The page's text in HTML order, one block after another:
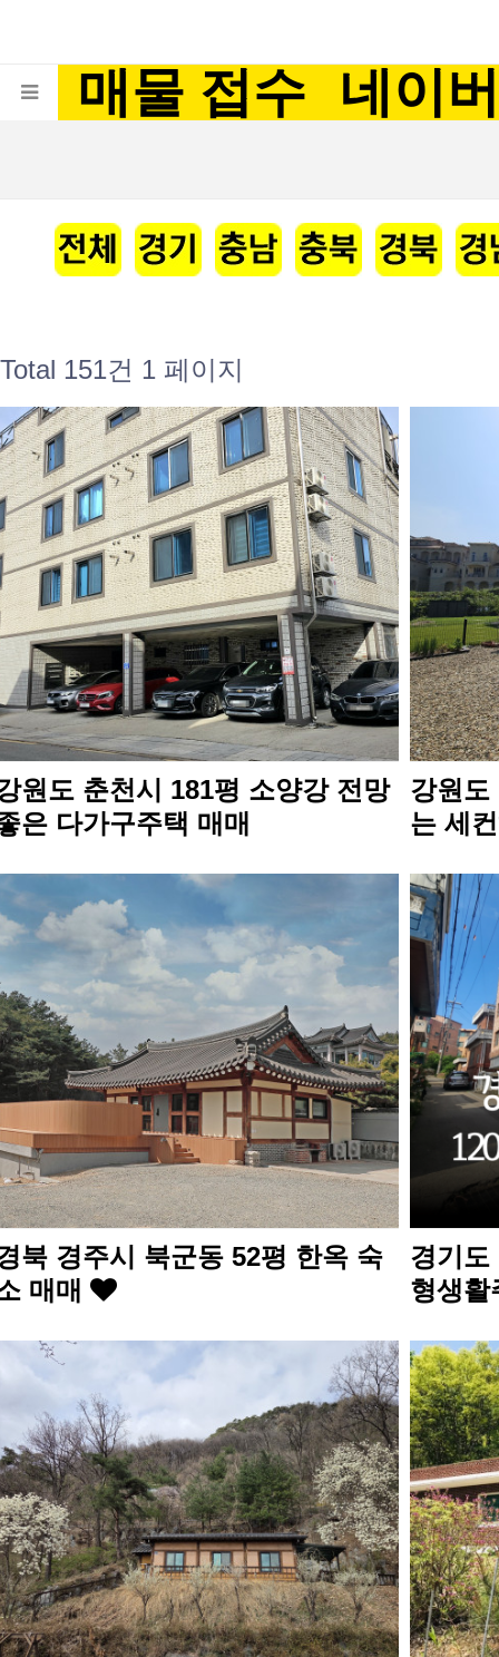
매물 접수 네이
Total 151건 1 페이지
원도 춘천시 181평 소양강 전망
은 다가구주택 매매
강원도
는 세
북 경주시 북군동 52평 한옥 숙
매매
경기도
형생